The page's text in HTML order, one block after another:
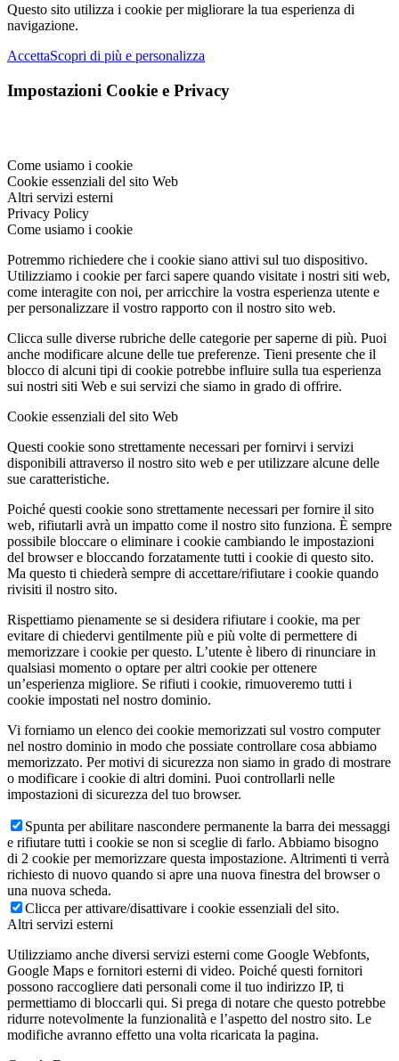
Questo sito utilizza i cookie per migliorare la tua esperienza di
navigazione.
AccettaScopri di più e personalizza
Impostazioni Cookie e Privacy
Come usiamo i cookie
Cookie essenziali del sito Web
Altri servizi esterni
Privacy Policy
Come usiamo i cookie
Potremmo richiedere che i cookie siano attivi sul tuo dispositivo.
Utilizziamo i cookie per farci sapere quando visitate i nostri siti web,
come interagite con noi, per arricchire la vostra esperienza utente e
per personalizzare il vostro rapporto con il nostro sito web.
Clicca sulle diverse rubriche delle categorie per saperne di più. Puoi
anche modificare alcune delle tue preferenze. Tieni presente che il
blocco di alcuni tipi di cookie potrebbe influire sulla tua esperienza
sui nostri siti Web e sui servizi che siamo in grado di offrire.
Cookie essenziali del sito Web
Questi cookie sono strettamente necessari per fornirvi i servizi
disponibili attraverso il nostro sito web e per utilizzare alcune delle
sue caratteristiche.
Poiché questi cookie sono strettamente necessari per fornire il sito
web, rifiutarli avrà un impatto come il nostro sito funziona. È sempre
possibile bloccare o eliminare i cookie cambiando le impostazioni
del browser e bloccando forzatamente tutti i cookie di questo sito.
Ma questo ti chiederà sempre di accettare/rifiutare i cookie quando
rivisiti il nostro sito.
Rispettiamo pienamente se si desidera rifiutare i cookie, ma per
evitare di chiedervi gentilmente più e più volte di permettere di
memorizzare i cookie per questo. L’utente è libero di rinunciare in
qualsiasi momento o optare per altri cookie per ottenere
un’esperienza migliore. Se rifiuti i cookie, rimuoveremo tutti i
cookie impostati nel nostro dominio.
Vi forniamo un elenco dei cookie memorizzati sul vostro computer
nel nostro dominio in modo che possiate controllare cosa abbiamo
memorizzato. Per motivi di sicurezza non siamo in grado di mostrare
o modificare i cookie di altri domini. Puoi controllarli nelle
impostazioni di sicurezza del tuo browser.
Spunta per abilitare nascondere permanente la barra dei messaggi
e rifiutare tutti i cookie se non si sceglie di farlo. Abbiamo bisogno
di 2 cookie per memorizzare questa impostazione. Altrimenti ti verrà
richiesto di nuovo quando si apre una nuova finestra del browser o
una nuova scheda.
Clicca per attivare/disattivare i cookie essenziali del sito.
Altri servizi esterni
Utilizziamo anche diversi servizi esterni come Google Webfonts,
Google Maps e fornitori esterni di video. Poiché questi fornitori
possono raccogliere dati personali come il tuo indirizzo IP, ti
permettiamo di bloccarli qui. Si prega di notare che questo potrebbe
ridurre notevolmente la funzionalità e l’aspetto del nostro sito. Le
modifiche avranno effetto una volta ricaricata la pagina.